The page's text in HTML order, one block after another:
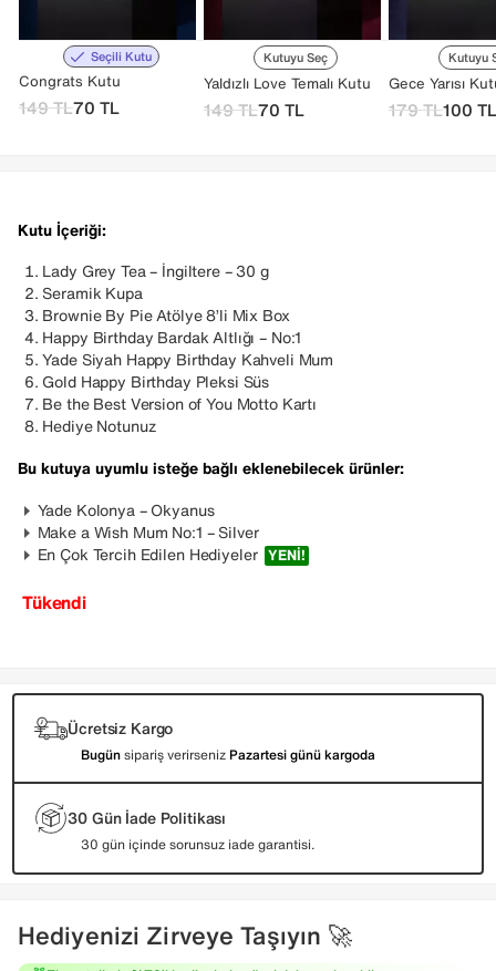
Seçili Kutu
Congrats Kutu
149TL70 TL
Kutuyu Seç
Yaldızlı Love Temalı Kutu
149TL70 TL
Kutuyu
Gece Yarısı
179TL100 TL
Kutu İçeriği:
Lady Grey Tea – İngiltere – 30 g
Seramik Kupa
Brownie By Pie Atölye 8’li Mix Box
Happy Birthday Bardak Altlığı – No:1
Yade Siyah Happy Birthday Kahveli Mum
Gold Happy Birthday Pleksi Süs
Be the Best Version of You Motto Kartı
Hediye Notunuz
Bu kutuya uyumlu isteğe bağlı eklenebilecek ürünler:
Yade Kolonya – Okyanus
Make a Wish Mum No:1 – Silver
En Çok Tercih Edilen Hediyeler YENI!
Tükendi
Ücretsiz Kargo
Bugünsipariş verirsenizPazartesi günü kargoda
30 Gün İade Politikası
30 gün içinde sorunsuz iade garantisi.
Hediyenizi Zirveye Taşıyın 🚀